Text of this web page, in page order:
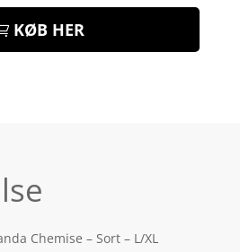
KØB HER
Chemise – Sort – L/XL